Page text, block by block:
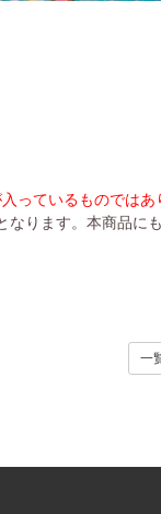
ているものでは
ります。本商品に
一